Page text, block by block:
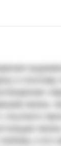
жизнь
к его